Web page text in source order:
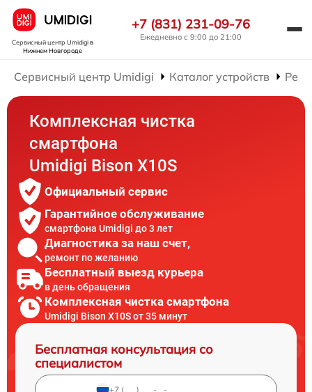
Сервисный центр Umidigiв
Нижнем Новгороде
+7 (831) 231-09-76
Ежедневно с 9:00 до 21:00
Сервисный центр Umidigi Каталог устройств
Комплексная чистка
смартфона
Umidigi Bison X10S
Официальный сервис
Гарантийное обслуживание
смартфона Umidigi до 3 лет
Диагностика за наш счет,
ремонт по желанию
Бесплатный выезд курьера
в день обращения
Комплексная чистка смартфона
Umidigi Bison X10S от 35 минут
Бесплатная консультация со
специалистом